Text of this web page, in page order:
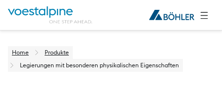
Home
Produkte
Legierungen mit besonderen physikalischen Eigenschaften